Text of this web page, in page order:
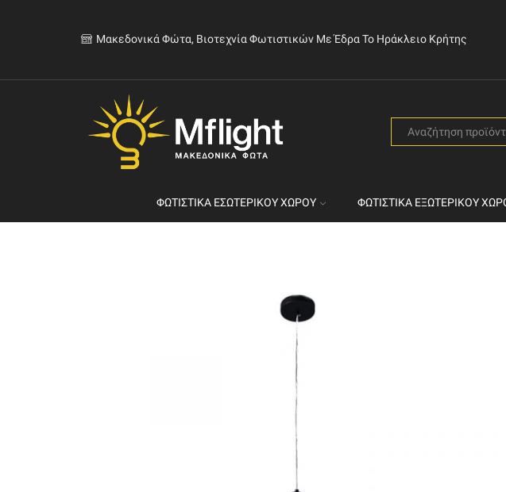
Μακεδονικά Φώτα, Βιοτεχνία Φωτιστικών Με Έδρα Το Ηράκλειο Κρήτης
ΦΩΤΙΣΤΙΚΆ ΕΣΩΤΕΡΙΚΟΎ ΧΏΡΟΥ ΦΩΤΙΣΤΙΚΆ ΕΞΩΤΕΡΙΚΟΎ